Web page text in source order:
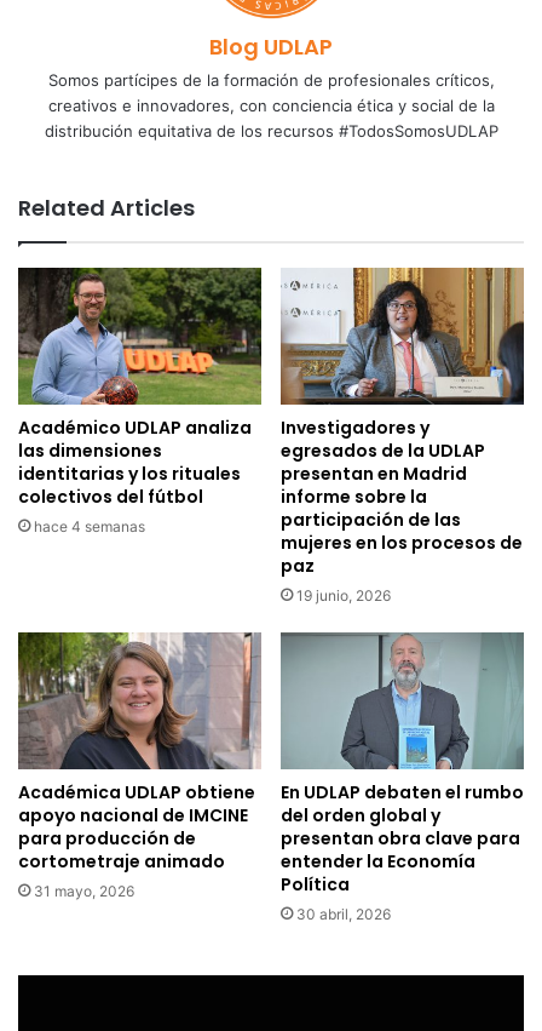
Blog UDLAP
Somos partícipes de la formación de profesionales críticos,
creativos e innovadores, con conciencia ética y social de la
distribución equitativa de los recursos #TodosSomosUDLAP
Related Articles
Académico UDLAP analiza
las dimensiones
identitarias y los rituales
colectivos del fútbol
hace 4 semanas
Investigadores y
egresados de la UDLAP
presentan en Madrid
informe sobre la
participación de las
mujeres en los procesos de
paz
19 junio, 2026
Académica UDLAP obtiene
apoyo nacional de IMCINE
para producción de
cortometraje animado
31 mayo, 2026
En UDLAP debaten el rumbo
del orden global y
presentan obra clave para
entender la Economía
Política
30 abril, 2026